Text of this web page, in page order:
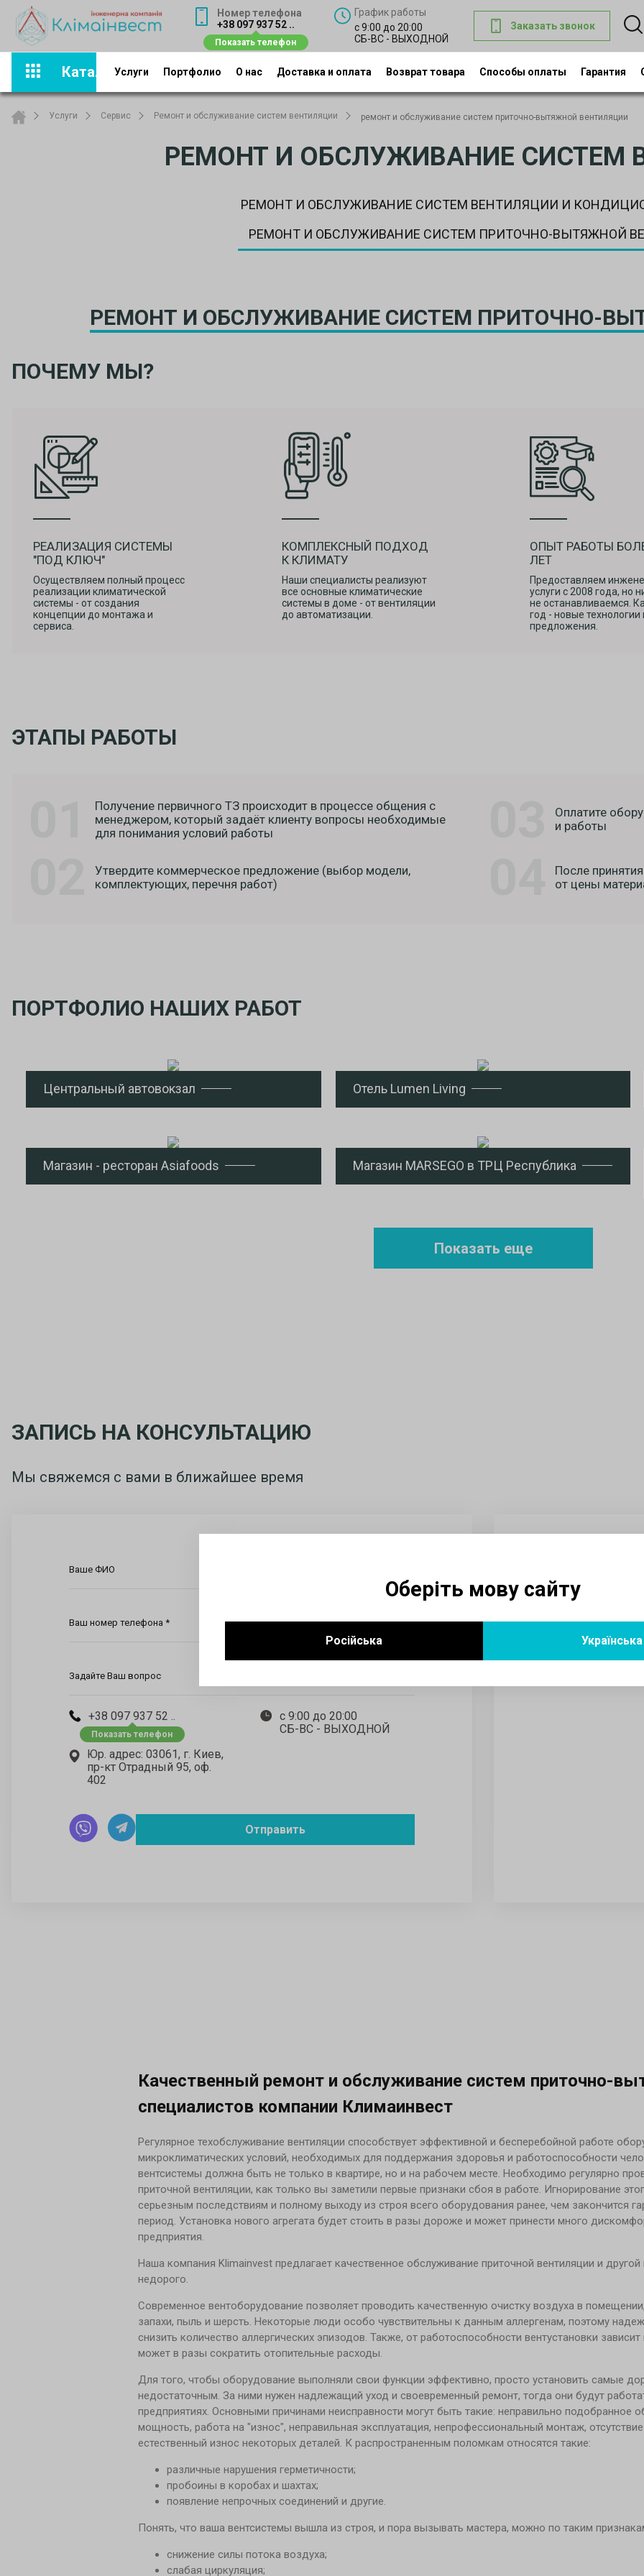
Оберіть мову сайту
Російська Українська
Номер телефона
+38 097 937 52 ..
График работы
с 9:00 до 20:00
СБ-ВС - ВЫХОДНОЙ
Заказать звонок
Услуги Портфолио О нас Доставка и оплата Возврат товара Способы оплаты Гарантия
Каталог
Услуги Сервис Ремонт и обслуживание систем вентиляции ремонт и обслуживание систем приточно-вытяжной вентиляции
РЕМОНТ И ОБСЛУЖИВАНИЕ СИСТЕМ
РЕМОНТ И ОБСЛУЖИВАНИЕ СИСТЕМ ВЕНТИЛЯЦИИ И
РЕМОНТ И ОБСЛУЖИВАНИЕ СИСТЕМ ПРИТОЧНО-ВЫТЯЖНОЙ
РЕМОНТ И ОБСЛУЖИВАНИЕ СИСТЕМ ПРИТОЧНО-
ПОЧЕМУ МЫ?
РЕАЛИЗАЦИЯ СИСТЕМЫ
"ПОД КЛЮЧ"
Осуществляем полный процесс
реализации климатической
системы - от создания
концепции до монтажа и
сервиса.
КОМПЛЕКСНЫЙ ПОДХОД
К КЛИМАТУ
Наши специалисты реализуют
все основные климатические
системы в доме - от вентиляции
до автоматизации.
ОПЫТ РАБОТЫ
ЛЕТ
Предоставляем
услуги с 2008 года, но
не останавливаемся.
год - новые технологии
предложения.
ЭТАПЫ РАБОТЫ
Получение первичного ТЗ происходит в процессе общения с
менеджером, который задаёт клиенту вопросы необходимые
для понимания условий работы
Утвердите коммерческое предложение (выбор модели,
комплектующих, перечня работ)
Оплатите
и работы
После
от цены
ПОРТФОЛИО НАШИХ РАБОТ
Центральный автовокзал Отель Lumen Living
Магазин - ресторан Asiafoods Магазин MARSEGO в ТРЦ Республика
Показать еще
ЗАПИСЬ НА КОНСУЛЬТАЦИЮ
Мы свяжемся с вами в ближайшее время
Ваше ФИО
Ваш номер телефона *
Задайте Ваш вопрос
+38 097 937 52 ..
с 9:00 до 20:00
СБ-ВС - ВЫХОДНОЙ
Юр. адрес: 03061, г. Киев,
пр-кт Отрадный 95, оф.
402
Отправить
Качественный ремонт и обслуживание систем приточно-
специалистов компании Климаинвест
Регулярное техобслуживание вентиляции способствует эффективной и бесперебойной работе
микроклиматических условий, необходимых для поддержания здоровья и работоспособности
вентсистемы должна быть не только в квартире, но и на рабочем месте. Необходимо регулярно
приточной вентиляции, как только вы заметили первые признаки сбоя в работе. Игнорирование
серьезным последствиям и полному выходу из строя всего оборудования ранее, чем закончится
период. Установка нового агрегата будет стоить в разы дороже и может принести много
предприятия.
Наша компания Klimainvest предлагает качественное обслуживание приточной вентиляции и
недорого.
Современное вентоборудование позволяет проводить качественную очистку воздуха в
запахи, пыль и шерсть. Некоторые люди особо чувствительны к данным аллергенам, поэтому
снизить количество аллергических эпизодов. Также, от работоспособности вентустановки
может в разы сократить отопительные расходы.
Для того, чтобы оборудование выполняли свои функции эффективно, просто установить самые
недостаточным. За ними нужен надлежащий уход и своевременный ремонт, тогда они будут
предприятиях. Основными причинами неисправности могут быть такие: неправильно подобранное
мощность, работа на "износ", неправильная эксплуатация, непрофессиональный монтаж,
естественный износ некоторых деталей. К распространенным поломкам относятся такие:
различные нарушения герметичности;
пробоины в коробах и шахтах;
появление непрочных соединений и другие.
Понять, что ваша вентсистемы вышла из строя, и пора вызывать мастера, можно по таким
снижение силы потока воздуха;
слабая циркуляция;